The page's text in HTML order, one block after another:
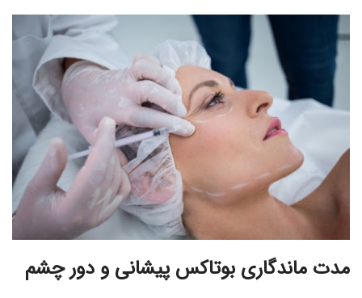
مدت ماندگاری بوتاکس پیشانی و دور چشم